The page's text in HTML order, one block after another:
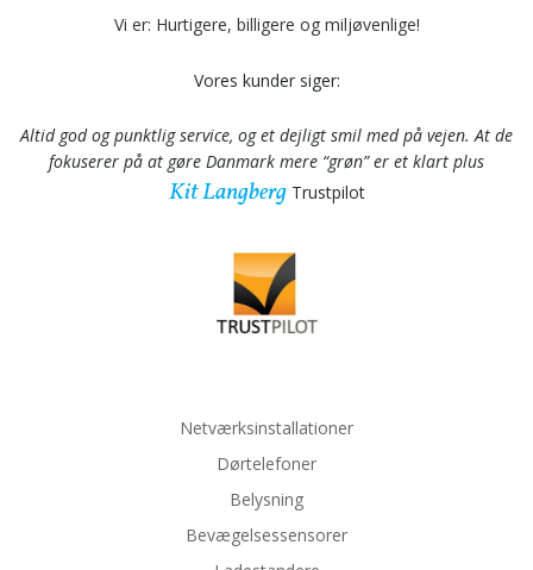
Vi er: Hurtigere, billigere og miljøvenlige!
Vores kunder siger:
Altid god og punktlig service, og et dejligt smil med på vejen. At de
fokuserer på at gøre Danmark mere “grøn” er et klart plus
Kit LangbergTrustpilot
Netværksinstallationer
Dørtelefoner
Belysning
Bevægelsessensorer